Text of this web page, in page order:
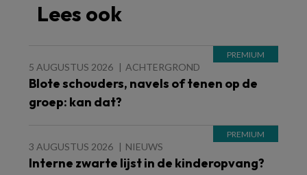
Lees ook
5 AUGUSTUS 2026 ACHTERGROND
Blote schouders, navels of tenen op de
groep: kan dat?
3 AUGUSTUS 2026 NIEUWS
Interne zwarte lijst in de kinderopvang?